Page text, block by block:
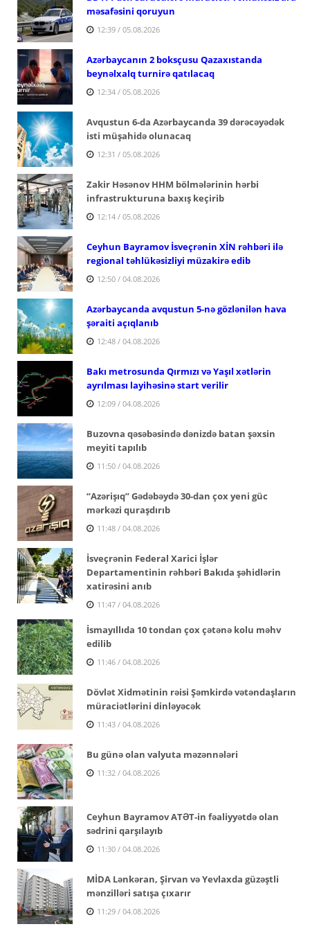
məsafəsini qoruyun
12:39 / 05.08.2026
Azərbaycanın 2 boksçusu Qazaxıstanda
beynəlxalq turnirə qatılacaq
12:34 / 05.08.2026
Avqustun 6-da Azərbaycanda 39 dərəcəyədək
isti müşahidə olunacaq
12:31 / 05.08.2026
Zakir Həsənov HHM bölmələrinin hərbi
infrastrukturuna baxış keçirib
12:14 / 05.08.2026
Ceyhun Bayramov İsveçrənin XİN rəhbəri ilə
regional təhlükəsizliyi müzakirə edib
12:50 / 04.08.2026
Azərbaycanda avqustun 5-nə gözlənilən hava
şəraiti açıqlanıb
12:48 / 04.08.2026
Bakı metrosunda Qırmızı və Yaşıl xətlərin
ayrılması layihəsinə start verilir
12:09 / 04.08.2026
Buzovna qəsəbəsində dənizdə batan şəxsin
meyiti tapılıb
11:50 / 04.08.2026
“Azərişıq” Gədəbəydə 30-dan çox yeni güc
mərkəzi quraşdırıb
11:48 / 04.08.2026
İsveçrənin Federal Xarici İşlər
Departamentinin rəhbəri Bakıda şəhidlərin
xatirəsini anıb
11:47 / 04.08.2026
İsmayıllıda 10 tondan çox çətənə kolu məhv
edilib
11:46 / 04.08.2026
Dövlət Xidmətinin rəisi Şəmkirdə vətəndaşların
müraciətlərini dinləyəcək
11:43 / 04.08.2026
Bu günə olan valyuta məzənnələri
11:32 / 04.08.2026
Ceyhun Bayramov ATƏT-in fəaliyyətdə olan
sədrini qarşılayıb
11:30 / 04.08.2026
MİDA Lənkəran, Şirvan və Yevlaxda güzəştli
mənzilləri satışa çıxarır
11:29 / 04.08.2026